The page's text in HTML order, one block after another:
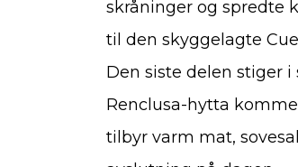
skråninger og spredte
til den skyggelagte
Den siste delen stiger
Renclusa-hytta
tilbyr varm mat,